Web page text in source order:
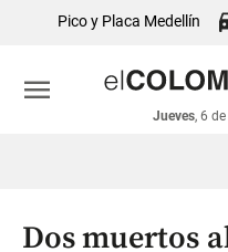
económicos
Colombia
Pico y Placa Medellín
Jueves, 6
menu
Dos muertos